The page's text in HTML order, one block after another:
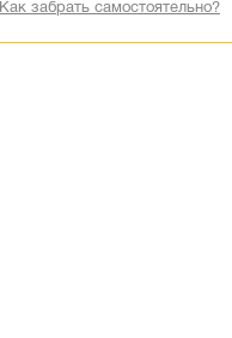
Как забрать самостоятельно?